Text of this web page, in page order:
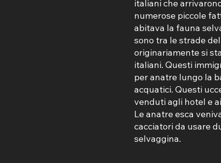
italiani che
numerose piccole
abitava la fauna
sono tra le strade
originariamente si
italiani. Questi
per anatre lungo la
acquatici. Questi
venduti agli hotel e
Le anatre esca
cacciatori da usare
selvaggina.